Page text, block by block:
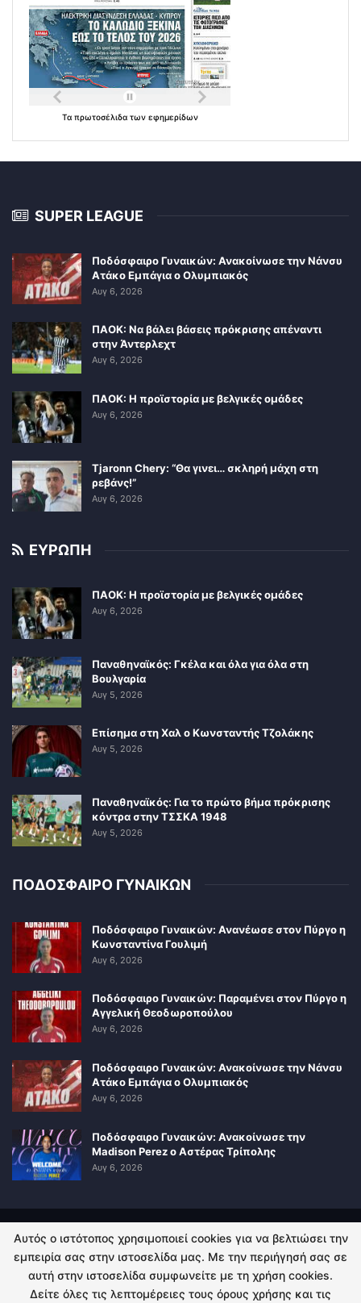
Τα πρωτοσέλιδα των εφημερίδων
SUPER LEAGUE
Ποδόσφαιρο Γυναικών: Ανακοίνωσε την Νάνσυ
Ατάκο Εμπάγια ο Ολυμπιακός
Αυγ 6, 2026
ΠΑΟΚ: Να βάλει βάσεις πρόκρισης απέναντι
στην Άντερλεχτ
Αυγ 6, 2026
ΠΑΟΚ: Η προϊστορία με βελγικές ομάδες
Αυγ 6, 2026
Tjaronn Chery: “Θα γινει… σκληρή μάχη στη
ρεβάνς!”
Αυγ 6, 2026
ΕΥΡΩΠΗ
ΠΑΟΚ: Η προϊστορία με βελγικές ομάδες
Αυγ 6, 2026
Παναθηναϊκός: Γκέλα και όλα για όλα στη
Βουλγαρία
Αυγ 5, 2026
Επίσημα στη Χαλ ο Κωνσταντής Τζολάκης
Αυγ 5, 2026
Παναθηναϊκός: Για το πρώτο βήμα πρόκρισης
κόντρα στην ΤΣΣΚΑ 1948
Αυγ 5, 2026
ΠΟΔΟΣΦΑΙΡΟ ΓΥΝΑΙΚΩΝ
Ποδόσφαιρο Γυναικών: Ανανέωσε στον Πύργο η
Κωνσταντίνα Γουλιμή
Αυγ 6, 2026
Ποδόσφαιρο Γυναικών: Παραμένει στον Πύργο η
Αγγελική Θεοδωροπούλου
Αυγ 6, 2026
Ποδόσφαιρο Γυναικών: Ανακοίνωσε την Νάνσυ
Ατάκο Εμπάγια ο Ολυμπιακός
Αυγ 6, 2026
Ποδόσφαιρο Γυναικών: Ανακοίνωσε την
Madison Perez ο Αστέρας Τρίπολης
Αυγ 6, 2026
ΠΟΛΙΤΙΚΗ ΑΠΟΡΡΗΤΟΥ ΕΠΙΚΟΙΝΩΝΙΑ
© 2026 - Kingsport.gr. All Rights Reserved.
Αυτός ο ιστότοπος χρησιμοποιεί cookies για να βελτιώσει την
εμπειρία σας στην ιστοσελίδα μας. Με την περιήγησή σας σε
αυτή στην ιστοσελίδα συμφωνείτε με τη χρήση cookies.
Δείτε όλες τις λεπτομέρειες τους όρους χρήσης και τις